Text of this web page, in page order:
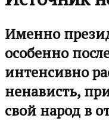
Именно
особенно
интенсивно
ненависть,
свой народ в